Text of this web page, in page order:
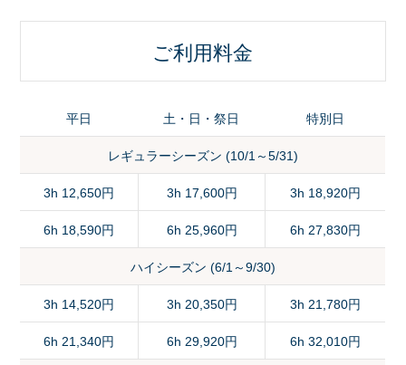
ご利用料金
平日 土・日・祭日 特別日
レギュラーシーズン (10/1～5/31)
3h 12,650円 3h 17,600円 3h 18,920円
6h 18,590円 6h 25,960円 6h 27,830円
ハイシーズン (6/1～9/30)
3h 14,520円 3h 20,350円 3h 21,780円
6h 21,340円 6h 29,920円 6h 32,010円